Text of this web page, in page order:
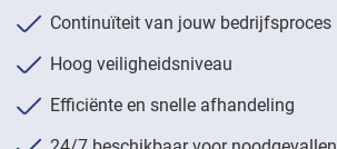
Continuïteit van jouw bedrijfsproces
Hoog veiligheidsniveau
Efficiënte en snelle afhandeling